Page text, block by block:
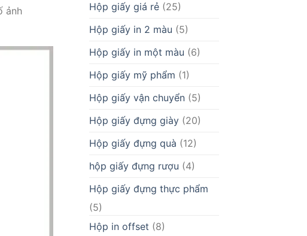
ảnh
Hộp giấy giá rẻ(25)
Hộp giấy in 2 màu (5)
Hộp giấy in một màu (6)
Hộp giấy mỹ phẩm (1)
Hộp giấy vận chuyển(5)
Hộp giấy đựng giày(20)
Hộp giấy đựng quà (12)
hộp giấy đựng rượu (4)
Hộp giấy đựng thực phẩm
(5)
Hộp in offset (8)